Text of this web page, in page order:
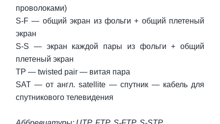
проволоками)
S-F — общий экран из фольги + общий плетеный
экран
S-S — экран каждой пары из фольги + общий
плетеный экран
TP — twisted pair — витая пара
SAT — от англ. satellite — спутник — кабель для
спутникового телевидения